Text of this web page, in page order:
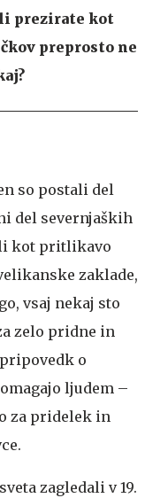
prezirate kot
preprosto ne
so postali del
del severnjaških
kot pritlikavo
zaklade,
vsaj nekaj sto
zelo pridne in
o
ljudem –
za pridelek in
zagledali v 19.